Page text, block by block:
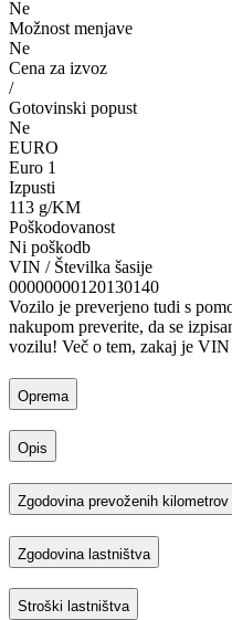
Ne
Možnost menjave
Ne
Cena za izvoz
/
Gotovinski popust
Ne
EURO
Euro 1
Izpusti
113 g/KM
Poškodovanost
Ni poškodb
VIN / Številka šasije
00000000120130140
Vozilo je preverjeno tudi s
nakupom preverite, da se
vozilu! Več o tem, zakaj je VIN
Oprema
Opis
Zgodovina prevoženih kilometrov
Zgodovina lastništva
Stroški lastništva